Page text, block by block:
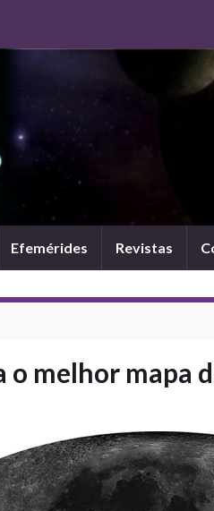
Efemérides Revistas
melhor mapa